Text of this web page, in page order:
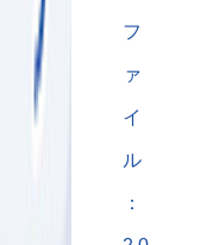
フ
ァ
イ
ル
：